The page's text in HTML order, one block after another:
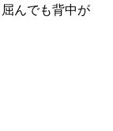
んでも背中が